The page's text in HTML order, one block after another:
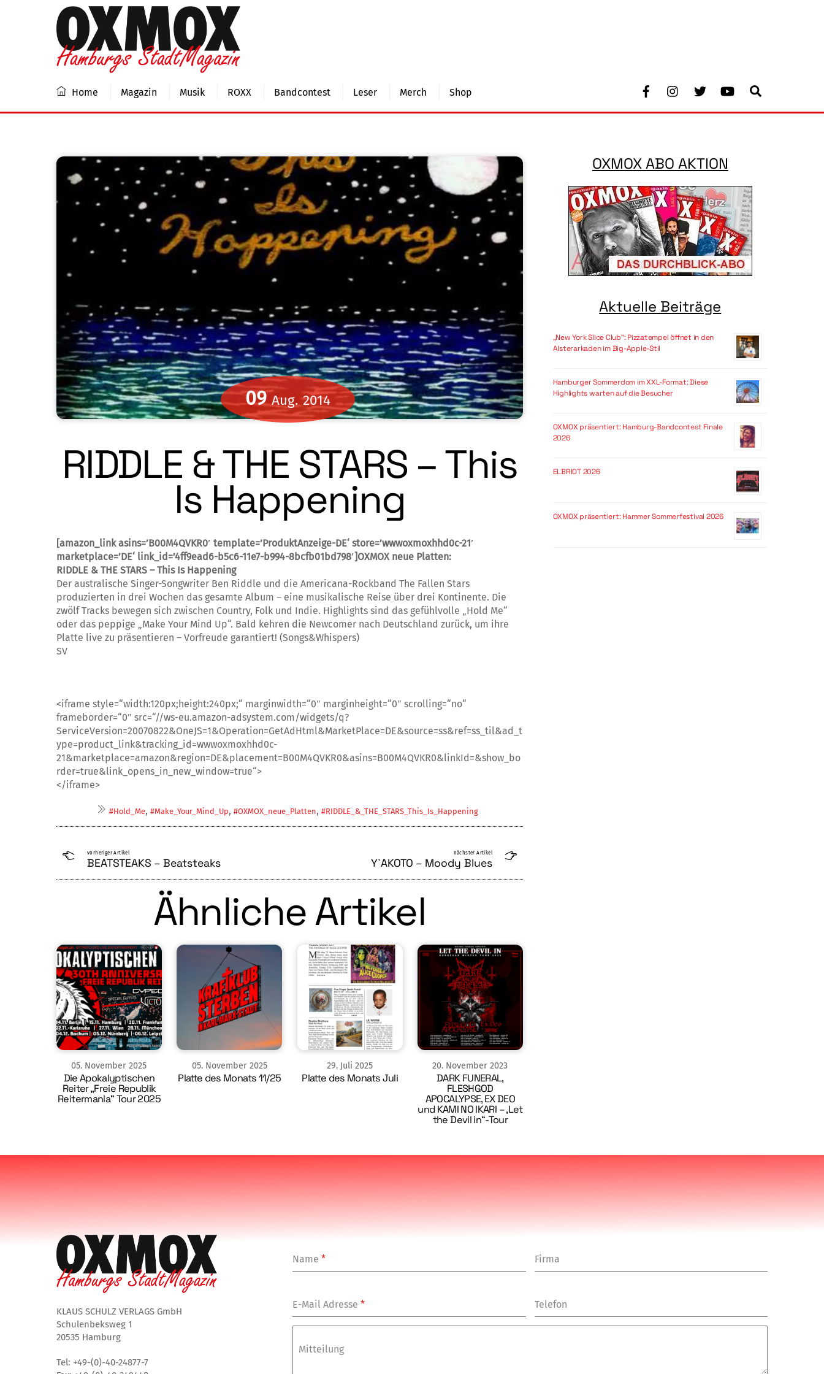
Facebook Youtube
Home Magazin Musik ROXX Bandcontest Leser Merch Shop
09 Aug. 2014
RIDDLE & THE STARS – This
Is Happening
[amazon_link asins=’B00M4QVKR0′ template=’ProduktAnzeige-DE‘ store=’wwwoxmoxhhd0c-21′
marketplace=’DE‘ link_id=’4ff9ead6-b5c6-11e7-b994-8bcfb01bd798′]OXMOX neue Platten:
RIDDLE & THE STARS – This Is Happening
Der australische Singer-Songwriter Ben Riddle und die Americana-Rockband The Fallen Stars
produzierten in drei Wochen das gesamte Album – eine musikalische Reise über drei Kontinente. Die
zwölf Tracks bewegen sich zwischen Country, Folk und Indie. Highlights sind das gefühlvolle „Hold Me“
oder das peppige „Make Your Mind Up“. Bald kehren die Newcomer nach Deutschland zurück, um ihre
Platte live zu präsentieren – Vorfreude garantiert! (Songs&Whispers)
SV
<iframe style=“width:120px;height:240px;“ marginwidth=“0″ marginheight=“0″ scrolling=“no“
frameborder=“0″ src=“//ws-eu.amazon-adsystem.com/widgets/q?
ServiceVersion=20070822&OneJS=1&Operation=GetAdHtml&MarketPlace=DE&source=ss&ref=ss_til&ad_t
ype=product_link&tracking_id=wwwoxmoxhhd0c-
21&marketplace=amazon&region=DE&placement=B00M4QVKR0&asins=B00M4QVKR0&linkId=&show_bo
rder=true&link_opens_in_new_window=true“>
</iframe>
#Hold_Me,#Make_Your_Mind_Up,#OXMOX_neue_Platten,#RIDDLE_&_THE_STARS_This_Is_Happening
vorheriger Artikel
BEATSTEAKS – Beatsteaks
nächster Artikel
Y`AKOTO – Moody Blues
Ähnliche Artikel
05. November 2025
Die Apokalyptischen
Reiter „Freie Republik
Reitermania“ Tour 2025
05. November 2025
Platte des Monats 11/25
29. Juli 2025
Platte des Monats Juli
20. November 2023
DARK FUNERAL,
FLESHGOD
APOCALYPSE, EX DEO
und KAMI NO IKARI – ‚Let
the Devil in“-Tour
OXMOX ABO AKTION
Aktuelle Beiträge
„New York Slice Club“: Pizzatempel öffnet in den
Alsterarkaden im Big-Apple-Stil
Hamburger Sommerdom im XXL-Format: Diese
Highlights warten auf die Besucher
OXMOX präsentiert: Hamburg-Bandcontest Finale
2026
ELBRIOT 2026
OXMOX präsentiert: Hammer Sommerfestival 2026
KLAUS SCHULZ VERLAGS GmbH
Schulenbeksweg 1
20535 Hamburg
Tel: +49-(0)-40-24877-7
Name* Firma
E-Mail Adresse* Telefon
Mitteilung